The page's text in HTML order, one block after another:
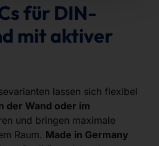
für DIN-
mit aktiver
lassen sich flexibel
der Wand oder im
und bringen maximale
Raum. Made in Germany